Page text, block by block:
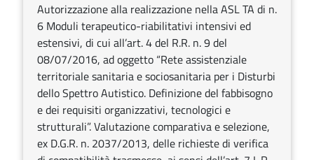
Autorizzazione alla realizzazione nella ASL TA di n.
6 Moduli terapeutico-riabilitativi intensivi ed
estensivi, di cui all’art. 4 del R.R. n. 9 del
08/07/2016, ad oggetto “Rete assistenziale
territoriale sanitaria e sociosanitaria per i Disturbi
dello Spettro Autistico. Definizione del fabbisogno
e dei requisiti organizzativi, tecnologici e
strutturali”. Valutazione comparativa e selezione,
ex D.G.R. n. 2037/2013, delle richieste di verifica